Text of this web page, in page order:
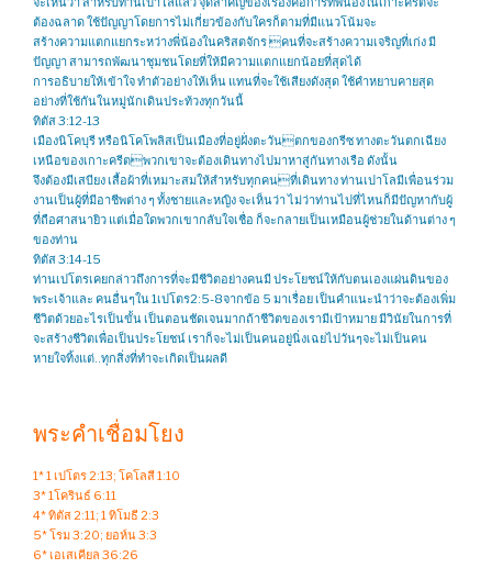
ต้องฉลาด ใช้ปัญญาโดยการไม่เกี่ยวข้องกับใครก็ตามที่มีแนวโน้มจะ
สร้างความแตกแยกระหว่างพี่น้องในคริสตจักร คนที่จะสร้างความเจริญที่เก่ง มี
ปัญญา สามารถพัฒนาชุมชนโดยที่ให้มีความแตกแยกน้อยที่สุดได้
การอธิบายให้เข้าใจ ทำตัวอย่างให้เห็น แทนที่จะใช้เสียงดังสุด ใช้คำหยาบคายสุด
อย่างที่ใช้กันในหมู่นักเดินประท้วงทุกวันนี้
ทิตัส 3:12-13
เมืองนิโคบุรี หรือนิโคโพลิสเป็นเมืองที่อยู่ฝั่งตะวันตกของกรีซ ทางตะวันตกเฉียง
เหนือของเกาะครีตพวกเขาจะต้องเดินทางไปมาหาสู่กันทางเรือ ดังนั้น
จึงต้องมีเสบียง เสื้อผ้าที่เหมาะสมให้สำหรับทุกคนที่เดินทาง ท่านเปาโลมีเพื่อนร่วม
งานเป็นผู้ที่มีอาชีพต่าง ๆ ทั้งชายและหญิง จะเห็นว่า ไม่ว่าท่านไปที่ไหนก็มีปัญหากับผู้
ที่ถือศาสนายิว แต่เมื่อใดพวกเขากลับใจเชื่อ ก็จะกลายเป็นเหมือนผู้ช่วยในด้านต่าง ๆ
ของท่าน
ทิตัส 3:14-15
ท่านเปโตรเคยกล่าวถึงการที่จะมีชีวิตอย่างคนมี ประโยชน์ให้กับตนเองแผ่นดินของ
พระเจ้าและ คนอื่นๆใน 1เปโตร2:5-8จากข้อ 5 มาเรื่อย เป็นคำแนะนำว่าจะต้องเพิ่ม
ชีวิตด้วยอะไรเป็นขั้น เป็นตอนชัดเจนมากถ้าชีวิตของเรามีเป้าหมาย มีวินัยในการที่
จะสร้างชีวิตเพื่อเป็นประโยชน์ เราก็จะไม่เป็นคนอยู่นิ่งเฉยไปวันๆจะไม่เป็นคน
หายใจทิ้งแต่..ทุกสิ่งที่ทำจะเกิดเป็นผลดี
พระคำเชื่อมโยง
1* 1 เปโตร 2:13; โคโลสี 1:10
3* 1โครินธ์ 6:11
4* ทิตัส 2:11; 1 ทิโมธี 2:3
5* โรม 3:20; ยอห์น 3:3
6* เอเสเคียล 36:26